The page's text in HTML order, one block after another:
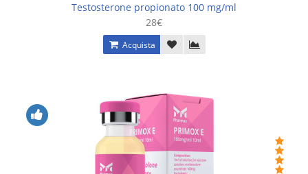
Testosterone propionato 100 mg/ml
28€
Acquista